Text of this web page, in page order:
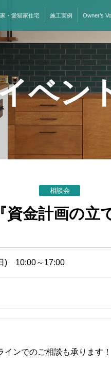
・愛猫家住宅 施工実例 Owner’s
ベン
相談会
金計画の立
) 10:00～17:00
ンでのご相談も承ります！